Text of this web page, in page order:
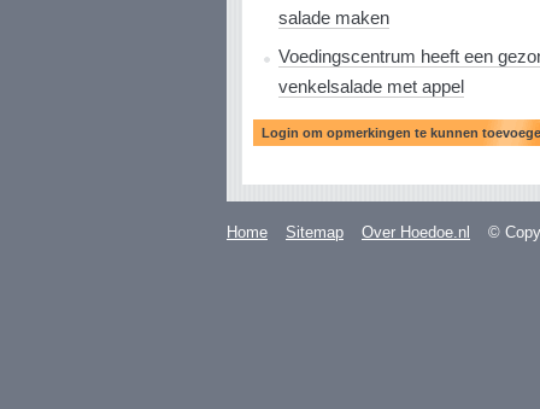
salade maken
Voedingscentrum heeft een
venkelsalade met appel
Home Sitemap Over Hoedoe.nl ©